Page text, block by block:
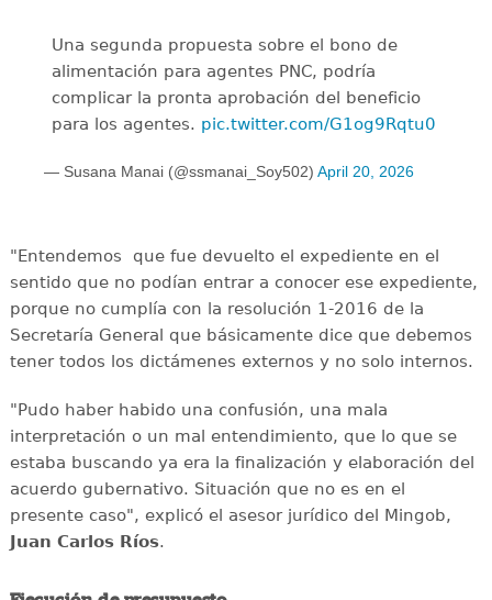
Una segunda propuesta sobre el bono de
alimentación para agentes PNC, podría
complicar la pronta aprobación del beneficio
para los agentes. pic.twitter.com/G1og9Rqtu0
— Susana Manai (@ssmanai_Soy502) April 20, 2026
"Entendemos que fue devuelto el expediente en el
sentido que no podían entrar a conocer ese expediente,
porque no cumplía con la resolución 1-2016 de la
Secretaría General que básicamente dice que debemos
tener todos los dictámenes externos y no solo internos.
"Pudo haber habido una confusión, una mala
interpretación o un mal entendimiento, que lo que se
estaba buscando ya era la finalización y elaboración del
acuerdo gubernativo. Situación que no es en el
presente caso", explicó el asesor jurídico del Mingob,
Juan Carlos Ríos.